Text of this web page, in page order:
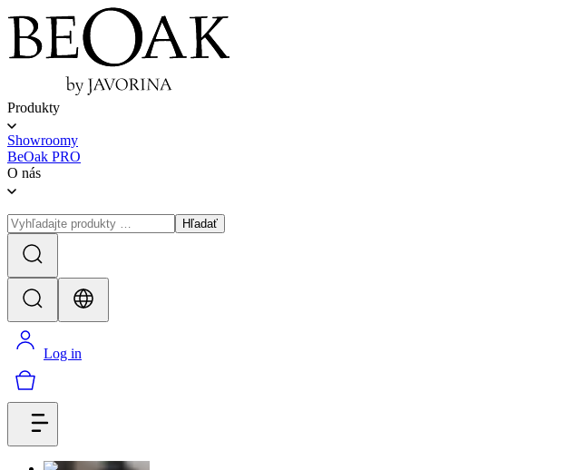
Produkty
Showroomy
BeOak PRO
O nás
Hľadať
Log in